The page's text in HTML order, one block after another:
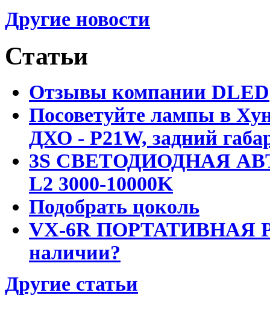
Другие новости
Статьи
Отзывы компании DLED
Посоветуйте лампы в
ДХО - P21W, задний
3S СВЕТОДИОДНАЯ
L2 3000-10000K
Подобрать цоколь
VX-6R ПОРТАТИВНАЯ
наличии?
Другие статьи